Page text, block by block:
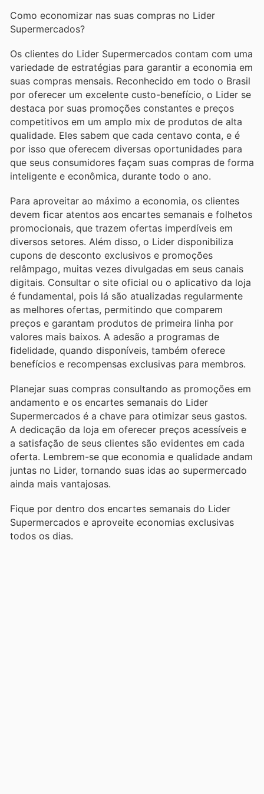
Como economizar nas suas compras no Lider
Supermercados?
Os clientes do Lider Supermercados contam com uma
variedade de estratégias para garantir a economia em
suas compras mensais. Reconhecido em todo o Brasil
por oferecer um excelente custo-benefício, o Lider se
destaca por suas promoções constantes e preços
competitivos em um amplo mix de produtos de alta
qualidade. Eles sabem que cada centavo conta, e é
por isso que oferecem diversas oportunidades para
que seus consumidores façam suas compras de forma
inteligente e econômica, durante todo o ano.
Para aproveitar ao máximo a economia, os clientes
devem ficar atentos aos encartes semanais e folhetos
promocionais, que trazem ofertas imperdíveis em
diversos setores. Além disso, o Lider disponibiliza
cupons de desconto exclusivos e promoções
relâmpago, muitas vezes divulgadas em seus canais
digitais. Consultar o site oficial ou o aplicativo da loja
é fundamental, pois lá são atualizadas regularmente
as melhores ofertas, permitindo que comparem
preços e garantam produtos de primeira linha por
valores mais baixos. A adesão a programas de
fidelidade, quando disponíveis, também oferece
benefícios e recompensas exclusivas para membros.
Planejar suas compras consultando as promoções em
andamento e os encartes semanais do Lider
Supermercados é a chave para otimizar seus gastos.
A dedicação da loja em oferecer preços acessíveis e
a satisfação de seus clientes são evidentes em cada
oferta. Lembrem-se que economia e qualidade andam
juntas no Lider, tornando suas idas ao supermercado
ainda mais vantajosas.
Fique por dentro dos encartes semanais do Lider
Supermercados e aproveite economias exclusivas
todos os dias.